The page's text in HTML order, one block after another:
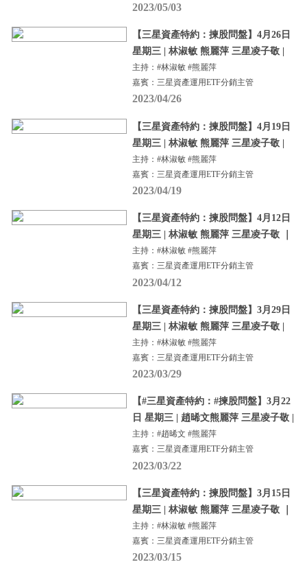
2023/05/03
【三星資產特約：揀股問盤】4月26日
星期三 | 林淑敏 熊麗萍 三星凌子敬 |
主持：#林淑敏 #熊麗萍
嘉賓：三星資產運用ETF分銷主管
2023/04/26
【三星資產特約：揀股問盤】4月19日
星期三 | 林淑敏 熊麗萍 三星凌子敬 |
主持：#林淑敏 #熊麗萍
嘉賓：三星資產運用ETF分銷主管
2023/04/19
【三星資產特約：揀股問盤】4月12日
星期三 | 林淑敏 熊麗萍 三星凌子敬 ｜
主持：#林淑敏 #熊麗萍
嘉賓：三星資產運用ETF分銷主管
2023/04/12
【三星資產特約：揀股問盤】3月29日
星期三 | 林淑敏 熊麗萍 三星凌子敬 |
主持：#林淑敏 #熊麗萍
嘉賓：三星資產運用ETF分銷主管
2023/03/29
【#三星資產特約：#揀股問盤】3月22
日 星期三 | 趙晞文熊麗萍 三星凌子敬 |
主持：#趙晞文 #熊麗萍
嘉賓：三星資產運用ETF分銷主管
2023/03/22
【三星資產特約：揀股問盤】3月15日
星期三 | 林淑敏 熊麗萍 三星凌子敬 ｜
主持：#林淑敏 #熊麗萍
嘉賓：三星資產運用ETF分銷主管
2023/03/15